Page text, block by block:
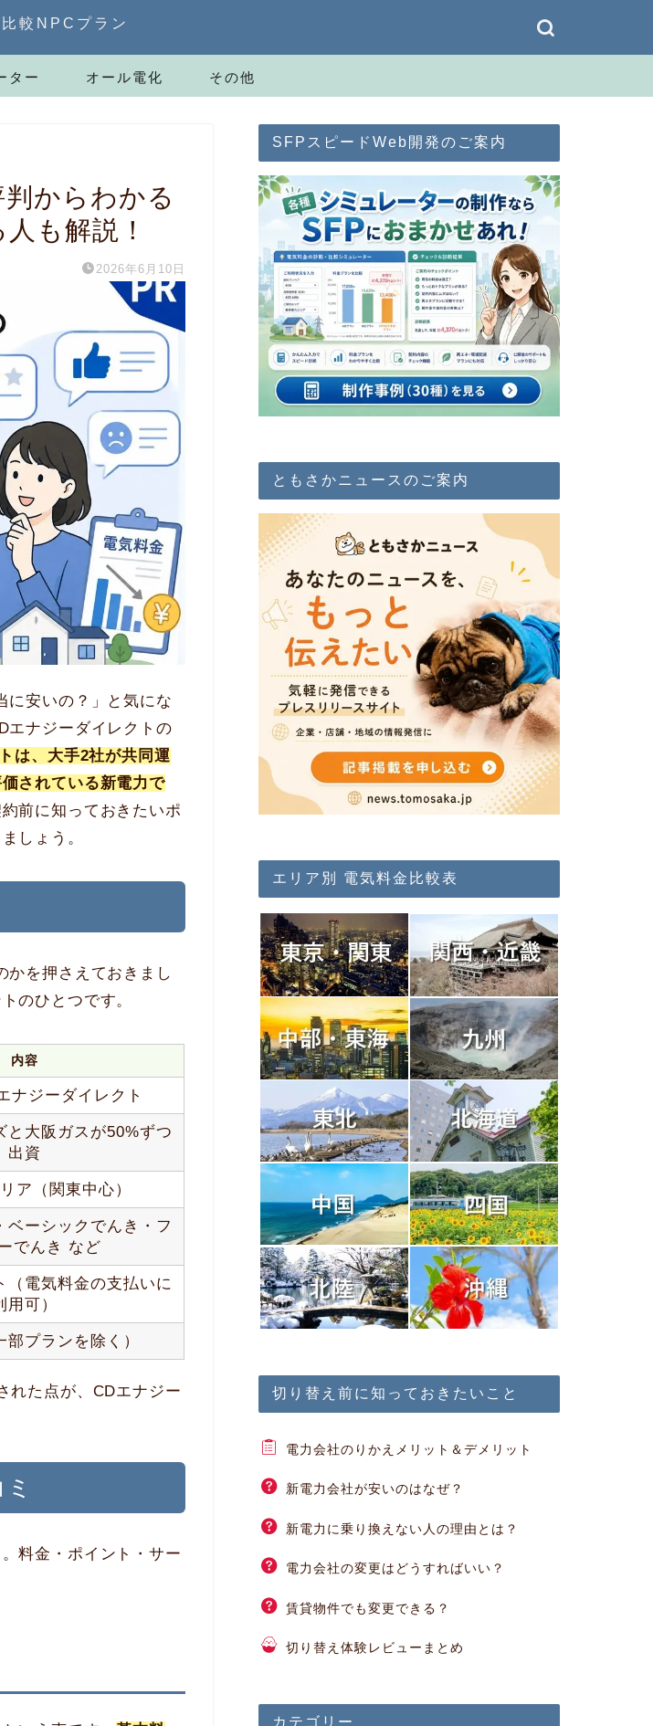
較NPCプラン
ター オール電化 その他
からわかる
も解説！
2026年6月10日
に安いの？」と気にな
エナジーダイレクトの
は、大手2社が共同運
されている新電力で
前に知っておきたいポ
しょう。
かを押さえておきまし
のひとつです。
内容
ナジーダイレクト
と大阪ガスが50%ずつ
出資
ア（関東中心）
ベーシックでんき・フ
でんき など
（電気料金の支払いに
用可）
部プランを除く）
れた点が、CDエナジー
料金・ポイント・サー
SFPスピードWeb開発のご案内
ともさかニュースのご案内
エリア別 電気料金比較表
切り替え前に知っておきたいこと
電力会社のりかえメリット＆デメリット
新電力会社が安いのはなぜ？
新電力に乗り換えない人の理由とは？
電力会社の変更はどうすればいい？
賃貸物件でも変更できる？
切り替え体験レビューまとめ
カテゴリー